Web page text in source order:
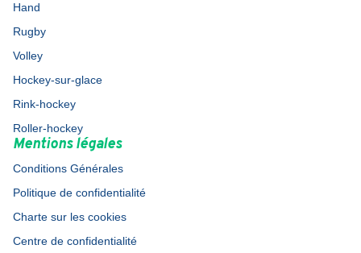
Hand
Rugby
Volley
Hockey-sur-glace
Rink-hockey
Roller-hockey
Mentions légales
Conditions Générales
Politique de confidentialité
Charte sur les cookies
Centre de confidentialité